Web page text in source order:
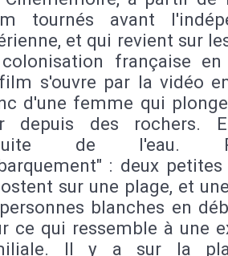
tournés avant
et qui revient sur
française en
s'ouvre par la vidéo
d'une femme qui
depuis des rochers.
de l'eau.
: deux petites
sur une plage, et
blanches en
ce qui ressemble à une
Il y a sur la